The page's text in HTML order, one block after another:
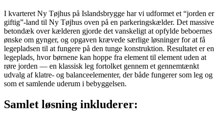
I kvarteret Ny Tøjhus på Islandsbrygge har vi udformet et “jorden er
giftig”-land til Ny Tøjhus oven på en parkeringskælder. Det massive
betondæk over kælderen gjorde det vanskeligt at opfylde beboernes
ønske om gynger, og opgaven krævede særlige løsninger for at få
legepladsen til at fungere på den tunge konstruktion. Resultatet er en
legeplads, hvor børnene kan hoppe fra element til element uden at
røre jorden — en klassisk leg fortolket gennem et gennemtænkt
udvalg af klatre- og balanceelementer, der både fungerer som leg og
som et samlende uderum i bebyggelsen.
Samlet løsning inkluderer: